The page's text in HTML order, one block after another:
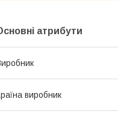
атрибути
виробник